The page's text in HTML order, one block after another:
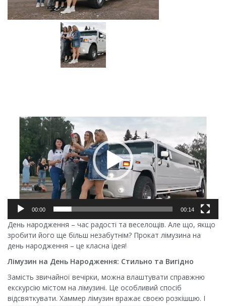
00:00 00:14
День народження – час радості та веселощів. Але що, якщо
зробити його ще більш незабутнім? Прокат лімузина на
день народження – це класна ідея!
Лімузин на День Народження: Стильно та Вигідно
Замість звичайної вечірки, можна влаштувати справжню
екскурсію містом на лімузині. Це особливий спосіб
відсвяткувати. Хаммер лімузин вражає своєю розкішшю. І